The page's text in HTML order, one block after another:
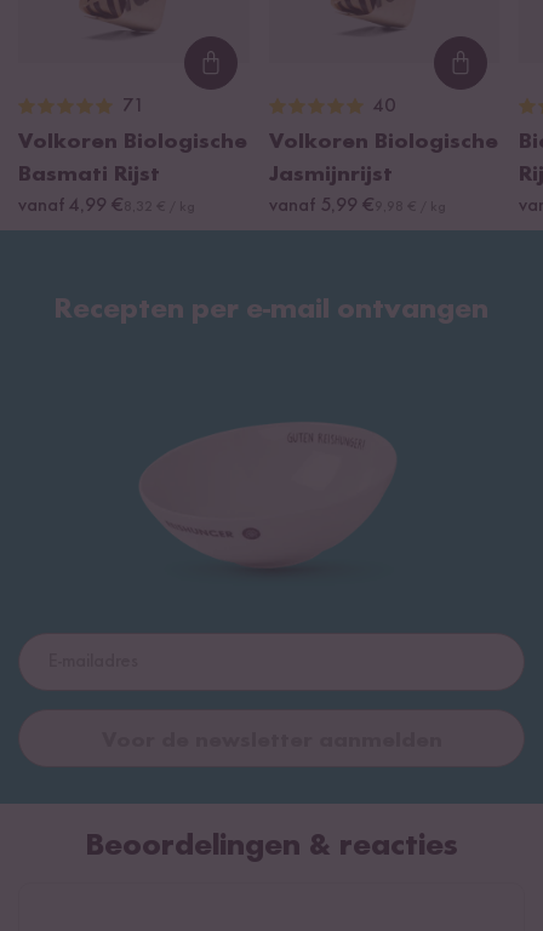
Loading...
71
Volkoren Biologische
Basmati Rijst
vanaf 4,99 €
40
Volkoren Biologische
Jasmijnrijst
vanaf 5,99 €
Recepten per e-mail ontvangen
Beoordelingen & reacties